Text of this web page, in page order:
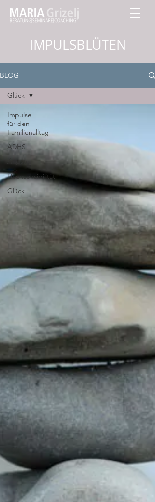
IMPULSBLÜTEN
BLOG
Impulse
für den
Familienalltag
ADHS
Ängste
Hochsensibilität
Glück
Glück